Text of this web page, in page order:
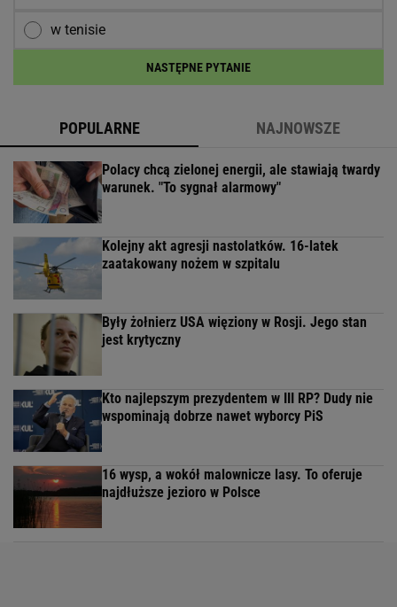
w tenisie
NASTĘPNE PYTANIE
POPULARNE NAJNOWSZE
Polacy chcą zielonej energii, ale stawiają twardy
warunek. "To sygnał alarmowy"
Kolejny akt agresji nastolatków. 16-latek
zaatakowany nożem w szpitalu
Były żołnierz USA więziony w Rosji. Jego stan
jest krytyczny
Kto najlepszym prezydentem w III RP? Dudy nie
wspominają dobrze nawet wyborcy PiS
16 wysp, a wokół malownicze lasy. To oferuje
najdłuższe jezioro w Polsce